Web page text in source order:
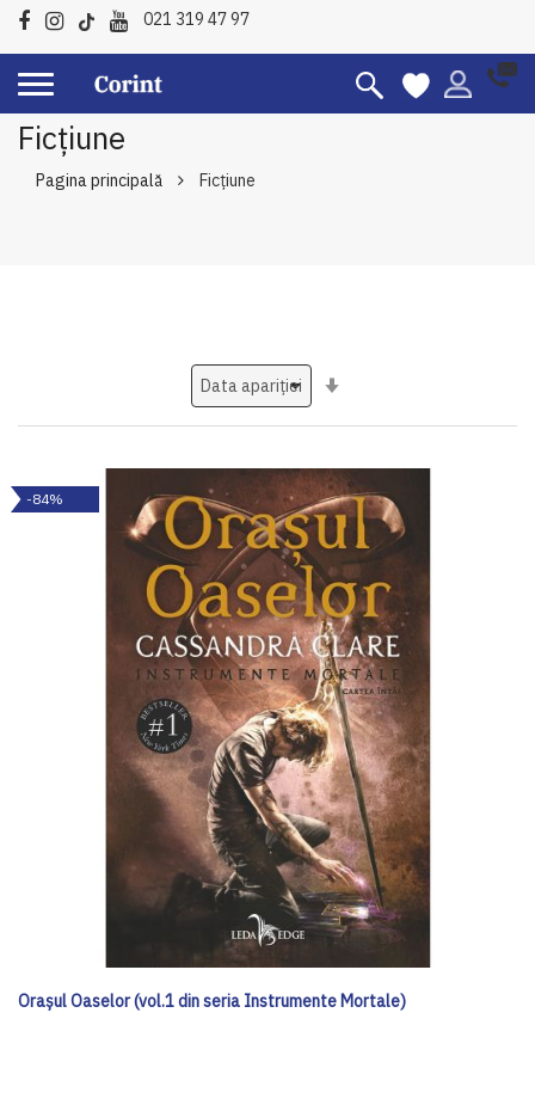
021 319 47 97
Ficțiune
Pagina principală Ficțiune
-84%
Orașul Oaselor (vol.1 din seria Instrumente Mortale)